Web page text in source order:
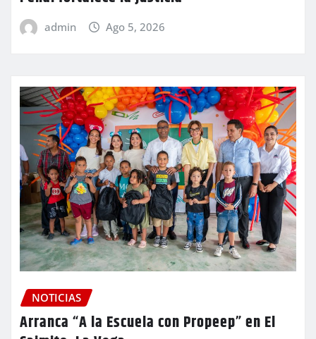
admin Ago 5, 2026
NOTICIAS
Arranca “A la Escuela con Propeep” en El